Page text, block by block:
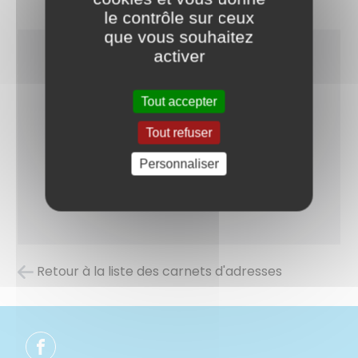
Retour à la liste des carnets d'adresses
le contrôle sur ceux
que vous souhaitez
activer
Tout accepter
Tout refuser
Personnaliser